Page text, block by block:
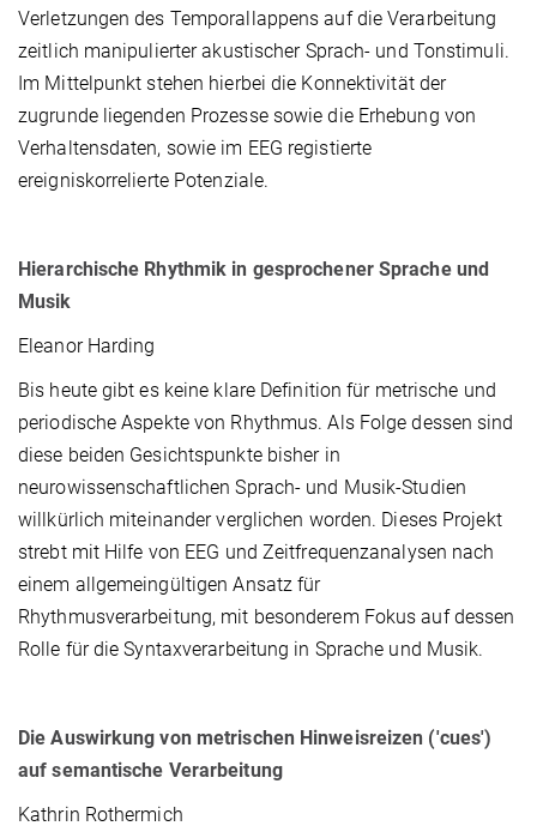
Verletzungen des Temporallappens auf die Verarbeitung
zeitlich manipulierter akustischer Sprach- und Tonstimuli.
Im Mittelpunkt stehen hierbei die Konnektivität der
zugrunde liegenden Prozesse sowie die Erhebung von
Verhaltensdaten, sowie im EEG registierte
ereigniskorrelierte Potenziale.
Hierarchische Rhythmik in gesprochener Sprache und
Musik
Eleanor Harding
Bis heute gibt es keine klare Definition für metrische und
periodische Aspekte von Rhythmus. Als Folge dessen sind
diese beiden Gesichtspunkte bisher in
neurowissenschaftlichen Sprach- und Musik-Studien
willkürlich miteinander verglichen worden. Dieses Projekt
strebt mit Hilfe von EEG und Zeitfrequenzanalysen nach
einem allgemeingültigen Ansatz für
Rhythmusverarbeitung, mit besonderem Fokus auf dessen
Rolle für die Syntaxverarbeitung in Sprache und Musik.
Die Auswirkung von metrischen Hinweisreizen ('cues')
auf semantische Verarbeitung
Kathrin Rothermich